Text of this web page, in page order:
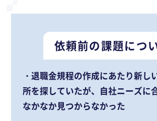
依頼前の課題につ
・退職金規程の作成にあたり新し
所を探していたが、自社ニーズに
なかなか見つからなかった